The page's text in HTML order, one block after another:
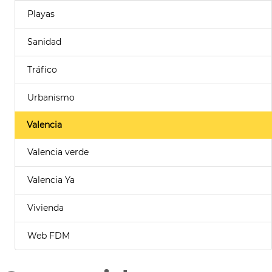
Playas
Sanidad
Tráfico
Urbanismo
Valencia
Valencia verde
Valencia Ya
Vivienda
Web FDM